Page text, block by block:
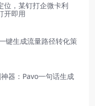
位，某钉打企微卡利
开即用
键生成流量路径转化策
器：Pavo一句话生成